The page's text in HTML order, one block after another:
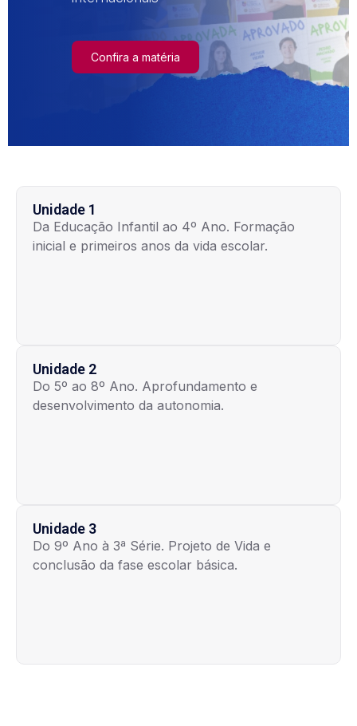
Confira a matéria
Saiba mais
sua vaga
Saiba mais
Unidade 1
Da Educação Infantil ao 4º Ano. Formação
inicial e primeiros anos da vida escolar.
Unidade 2
Do 5º ao 8º Ano. Aprofundamento e
desenvolvimento da autonomia.
Unidade 3
Do 9º Ano à 3ª Série. Projeto de Vida e
conclusão da fase escolar básica.